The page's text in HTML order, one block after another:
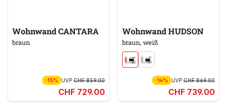
Wohnwand CANTARA
braun
-15% UVP CHF 859.00
CHF 729.00
Wohnwand HUDSON
braun, weiß
-14% UVPCHF 869.00
CHF 739.00